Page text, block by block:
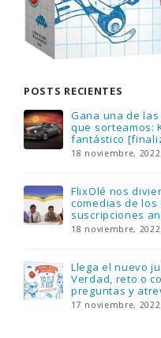
POSTS RECIENTES
Gana una de las
que sorteamos:
fantástico
18 noviembre, 2022
FlixOlé nos
comedias de los
suscripciones
18 noviembre, 2022
Llega el nuevo
Verdad, reto o
preguntas y
17 noviembre, 2022